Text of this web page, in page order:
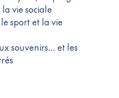
vie sociale
sport et la vie
souvenirs… et les